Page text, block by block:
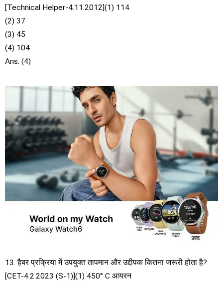
[Technical Helper-4.11.2012](1) 114
(2) 37
(3) 45
(4) 104
Ans. (4)
13. हैबर प्रक्रिया में उपयुक्त तापमान और उद्दीपक कितना जरूरी होता है?
[CET-4.2.2023 (S-1)](1) 450° C आयरन